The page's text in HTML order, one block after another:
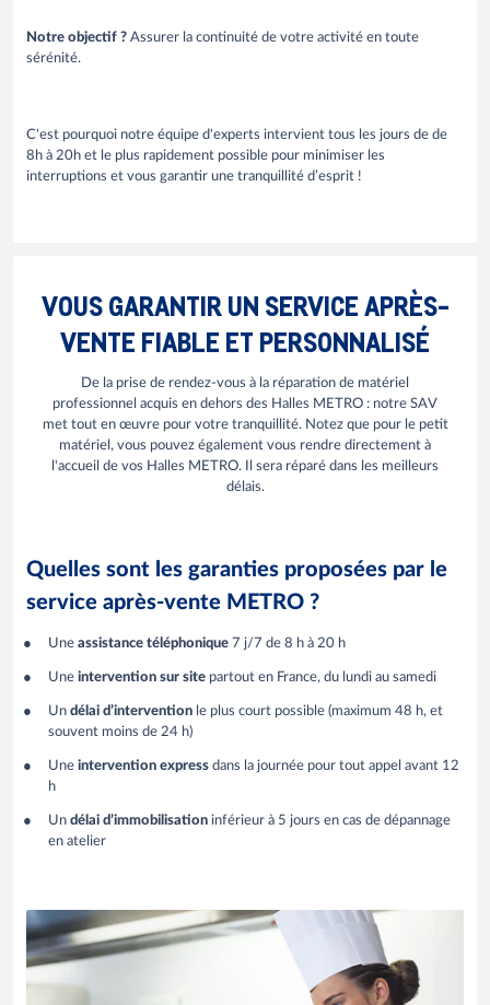
Notre objectif ? Assurer la continuité de votre activité en toute
sérénité.
C'est pourquoi notre équipe d'experts intervient tous les jours de de
8h à 20h et le plus rapidement possible pour minimiser les
interruptions et vous garantir une tranquillité d’esprit !
VOUS GARANTIR UN SERVICE APRÈS-
VENTE FIABLE ET PERSONNALISÉ
De la prise de rendez-vous à la réparation de matériel
professionnel acquis en dehors des Halles METRO : notre SAV
met tout en œuvre pour votre tranquillité. Notez que pour le petit
matériel, vous pouvez également vous rendre directement à
l'accueil de vos Halles METRO. Il sera réparé dans les meilleurs
délais.
Quelles sont les garanties proposées par le
service après-vente METRO ?
Une assistance téléphonique 7 j/7 de 8 h à 20 h
Une intervention sur site partout en France, du lundi au samedi
Un délai d’intervention le plus court possible (maximum 48 h, et
souvent moins de 24 h)
Une intervention express dans la journée pour tout appel avant 12
h
Un délai d’immobilisation inférieur à 5 jours en cas de dépannage
en atelier